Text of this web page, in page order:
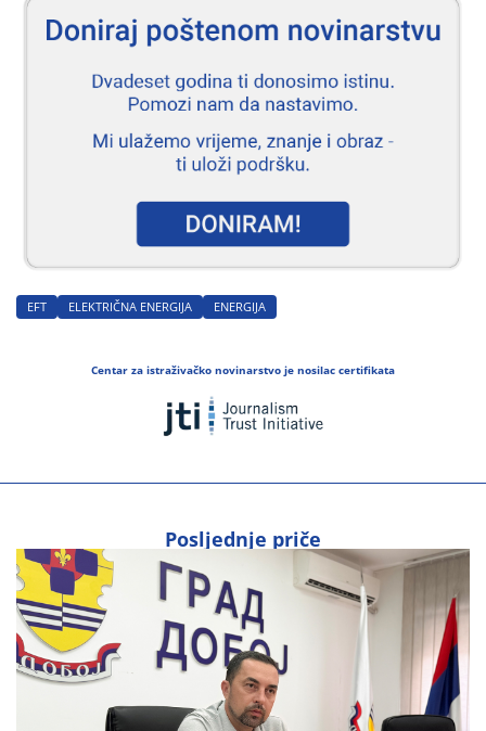
EFT ELEKTRIČNA ENERGIJA ENERGIJA
Centar za istraživačko novinarstvo je nosilac certifikata
Posljednje priče